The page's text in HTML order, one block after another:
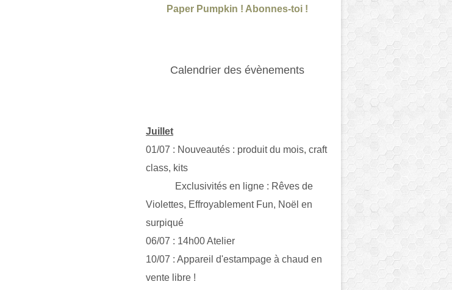
Paper Pumpkin ! Abonnes-toi !
Calendrier des évènements
Juillet
01/07 : Nouveautés : produit du mois, craft
class, kits
Exclusivités en ligne : Rêves de
Violettes, Effroyablement Fun, Noël en
surpiqué
06/07 : 14h00 Atelier
10/07 : Appareil d'estampage à chaud en
vente libre !